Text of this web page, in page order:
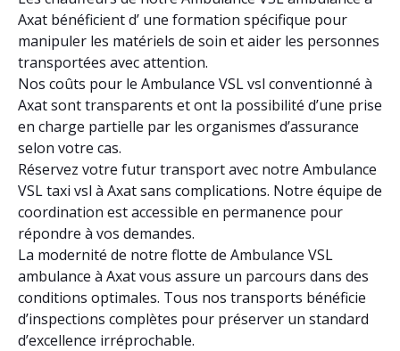
Axat bénéficient d’ une formation spécifique pour
manipuler les matériels de soin et aider les personnes
transportées avec attention.
Nos coûts pour le Ambulance VSL vsl conventionné à
Axat sont transparents et ont la possibilité d’une prise
en charge partielle par les organismes d’assurance
selon votre cas.
Réservez votre futur transport avec notre Ambulance
VSL taxi vsl à Axat sans complications. Notre équipe de
coordination est accessible en permanence pour
répondre à vos demandes.
La modernité de notre flotte de Ambulance VSL
ambulance à Axat vous assure un parcours dans des
conditions optimales. Tous nos transports bénéficie
d’inspections complètes pour préserver un standard
d’excellence irréprochable.